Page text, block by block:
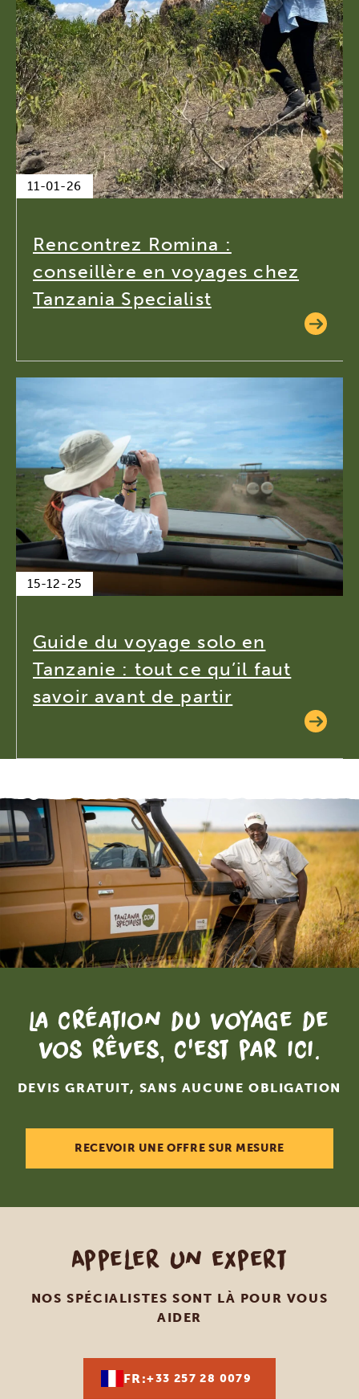
11-01-26
Rencontrez Romina :
conseillère en voyages chez
Tanzania Specialist
15-12-25
Guide du voyage solo en
Tanzanie : tout ce qu’il faut
savoir avant de partir
La création du voyage de
vos rêves, c'est par ici.
DEVIS GRATUIT, SANS AUCUNE OBLIGATION
RECEVOIR UNE OFFRE SUR MESURE
Appeler un expert
NOS SPÉCIALISTES SONT LÀ POUR VOUS
AIDER
FR:+33 257 28 0079